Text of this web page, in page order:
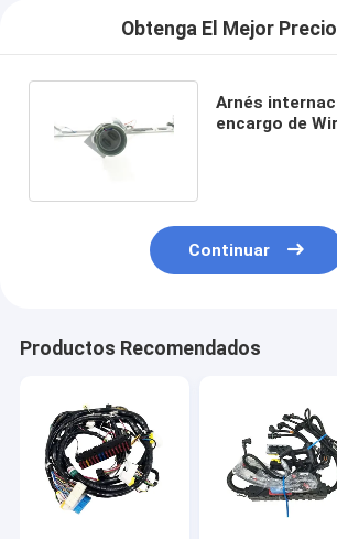
Obtenga El Mejor
Arnés
encargo de
Continuar
Productos Recomendados